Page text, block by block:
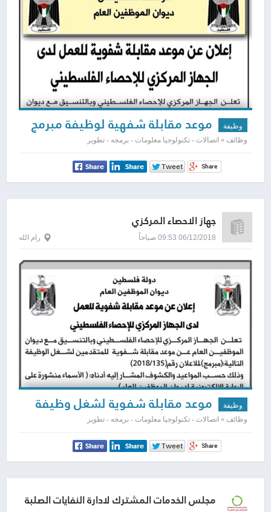
وظيفة موعد مقابلة شفهية لوظيفة مبرمج
وظائف » اتصالات - تكنولوجيا معلومات - برمجه - تطوير
جهاز الاحصاء المركزي
06/12/2018 09:53 صباحاً رام الله
وظيفة موعد مقابلة شفوية لشغل وظيفة
مبرمج
وظائف » اتصالات - تكنولوجيا معلومات - برمجه - تطوير
مجلس الخدمات المشترك لادارة النفايات الصلبة